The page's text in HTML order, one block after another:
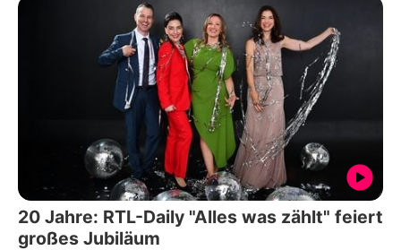
20 Jahre: RTL-Daily "Alles was zählt" feiert
großes Jubiläum